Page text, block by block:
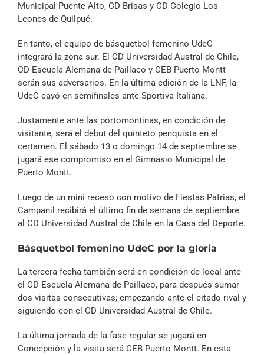
Municipal Puente Alto, CD Brisas y CD Colegio Los
Leones de Quilpué.
En tanto, el equipo de básquetbol femenino UdeC
integrará la zona sur. El CD Universidad Austral de Chile,
CD Escuela Alemana de Paillaco y CEB Puerto Montt
serán sus adversarios. En la última edición de la LNF, la
UdeC cayó en semifinales ante Sportiva Italiana.
Justamente ante las portomontinas, en condición de
visitante, será el debut del quinteto penquista en el
certamen. El sábado 13 o domingo 14 de septiembre se
jugará ese compromiso en el Gimnasio Municipal de
Puerto Montt.
Luego de un mini receso con motivo de Fiestas Patrias, el
Campanil recibirá el último fin de semana de septiembre
al CD Universidad Austral de Chile en la Casa del Deporte.
Básquetbol femenino UdeC por la gloria
La tercera fecha también será en condición de local ante
el CD Escuela Alemana de Paillaco, para después sumar
dos visitas consecutivas; empezando ante el citado rival y
siguiendo con el CD Universidad Austral de Chile.
La última jornada de la fase regular se jugará en
Concepción y la visita será CEB Puerto Montt. En esta